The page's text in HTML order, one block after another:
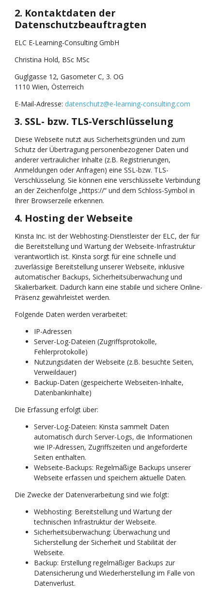
2. Kontaktdaten der
Datenschutzbeauftragten
ELC E-Learning-Consulting GmbH
Christina Hold, BSc MSc
Guglgasse 12, Gasometer C, 3. OG
1110 Wien, Österreich
E-Mail-Adresse: datenschutz@e-learning-consulting.com
3. SSL- bzw. TLS-Verschlüsselung
Diese Webseite nutzt aus Sicherheitsgründen und zum
Schutz der Übertragung personenbezogener Daten und
anderer vertraulicher Inhalte (z.B. Registrierungen,
Anmeldungen oder Anfragen) eine SSL-bzw. TLS-
Verschlüsselung. Sie können eine verschlüsselte Verbindung
an der Zeichenfolge „https://“ und dem Schloss-Symbol in
Ihrer Browserzeile erkennen.
4. Hosting der Webseite
Kinsta Inc. ist der Webhosting-Dienstleister der ELC, der für
die Bereitstellung und Wartung der Webseite-Infrastruktur
verantwortlich ist. Kinsta sorgt für eine schnelle und
zuverlässige Bereitstellung unserer Webseite, inklusive
automatischer Backups, Sicherheitsüberwachung und
Skalierbarkeit. Dadurch kann eine stabile und sichere Online-
Präsenz gewährleistet werden.
Folgende Daten werden verarbeitet:
IP-Adressen
Server-Log-Dateien (Zugriffsprotokolle,
Fehlerprotokolle)
Nutzungsdaten der Webseite (z.B. besuchte Seiten,
Verweildauer)
Backup-Daten (gespeicherte Webseiten-Inhalte,
Datenbankinhalte)
Die Erfassung erfolgt über:
Server-Log-Dateien: Kinsta sammelt Daten
automatisch durch Server-Logs, die Informationen
wie IP-Adressen, Zugriffszeiten und angeforderte
Seiten enthalten.
Webseite-Backups: Regelmäßige Backups unserer
Webseite erfassen und speichern aktuelle Daten.
Die Zwecke der Datenverarbeitung sind wie folgt:
Webhosting: Bereitstellung und Wartung der
technischen Infrastruktur der Webseite.
Sicherheitsüberwachung: Überwachung und
Sicherstellung der Sicherheit und Stabilität der
Webseite.
Backup: Erstellung regelmäßiger Backups zur
Datensicherung und Wiederherstellung im Falle von
Datenverlust.